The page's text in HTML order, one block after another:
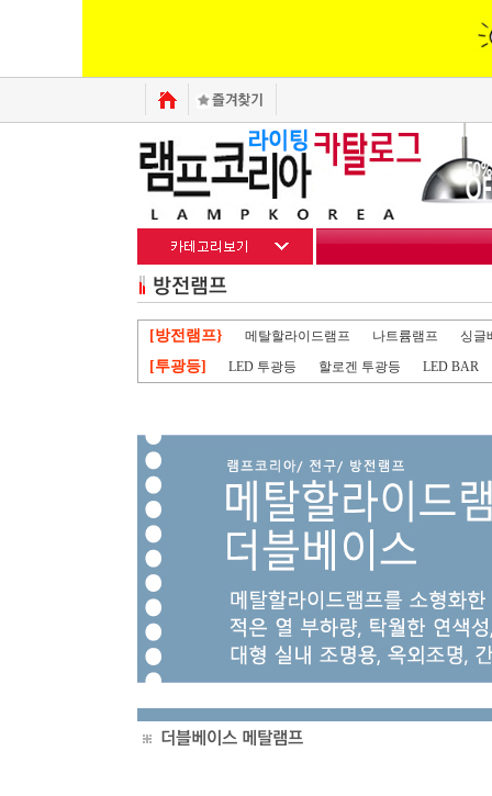
[방전램프} 메탈할라이드램프 나트륨램프 싱글
[투광등] LED 투광등 할로겐 투광등 LED BAR